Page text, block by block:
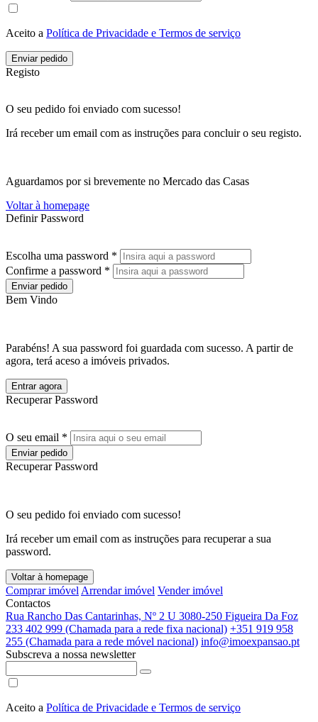
Aceito a Política de Privacidade e Termos de serviço
Enviar pedido
Registo
O seu pedido foi enviado com sucesso!
Irá receber um email com as instruções para concluir o seu registo.
Aguardamos por si brevemente no Mercado das Casas
Voltar à homepage
Definir Password
Escolha uma password *
Confirme a password *
Enviar pedido
Bem Vindo
Parabéns! A sua password foi guardada com sucesso. A partir de
agora, terá aceso a imóveis privados.
Entrar agora
Recuperar Password
O seu email *
Enviar pedido
Recuperar Password
O seu pedido foi enviado com sucesso!
Irá receber um email com as instruções para recuperar a sua
password.
Voltar à homepage
Comprar imóvel Arrendar imóvel Vender imóvel
Contactos
Rua Rancho Das Cantarinhas, Nº 2 U 3080-250 Figueira Da Foz
233 402 999 (Chamada para a rede fixa nacional) +351 919 958
255 (Chamada para a rede móvel nacional) info@imoexpansao.pt
Subscreva a nossa newsletter
Aceito a Política de Privacidade e Termos de serviço